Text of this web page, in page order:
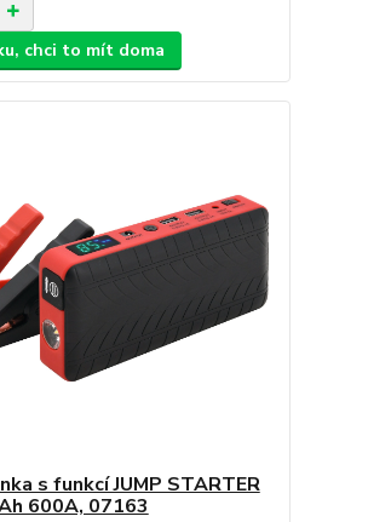
chci to mít doma
s funkcí JUMP STARTER
600A, 07163